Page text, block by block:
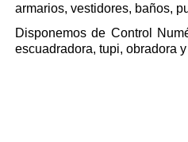
armarios, vestidores, baños,
Disponemos de Control
escuadradora, tupi, obradora